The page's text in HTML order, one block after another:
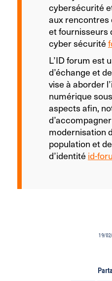
cybersécurité
aux
et fournisseurs
cyber sécurité
L’ID forum est
d’échange et
vise à aborder
numérique
aspects afin,
modernisation
population et
d’identitéid-
19/